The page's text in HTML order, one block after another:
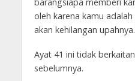
oleh karena kamu
akan kehilangan
Ayat 41 ini tidak
sebelumnya.